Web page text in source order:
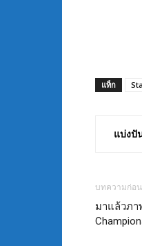
แท็ก
แบ่งปั
บทความก่อ
มาแล้วภา